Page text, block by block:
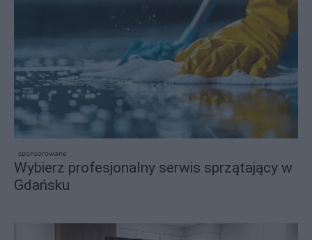
sponsorowane
Wybierz profesjonalny serwis sprzątający w
Gdańsku